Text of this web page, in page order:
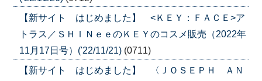
【新サイト はじめました】 <ＫＥＹ：ＦＡＣＥ>ア
トラス／ＳＨＩＮｅｅのＫＥＹのコスメ販売（2022年
11月17日号）('22/11/21) (0711)
【新サイト はじめました】 〈ＪＯＳＥＰＨ ＡＮ